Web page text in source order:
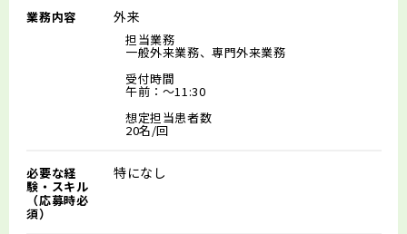
業務内容 外来
担当業務
一般外来業務、専門外来業務
受付時間
午前：～11:30
想定担当患者数
20名/回
必要な経
験・スキル
（応募時必
須）
特になし